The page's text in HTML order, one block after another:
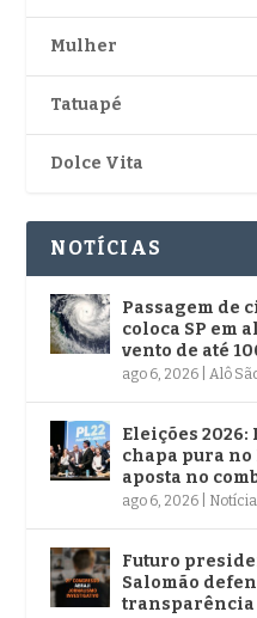
Mulher
Tatuapé
Dolce Vita
NOTÍCIAS
Passagem de
coloca SP em
vento de até
ago 6, 2026 |Alô
Eleições
chapa pura no
aposta no
ago 6, 2026
Futuro
Salomão
transparência